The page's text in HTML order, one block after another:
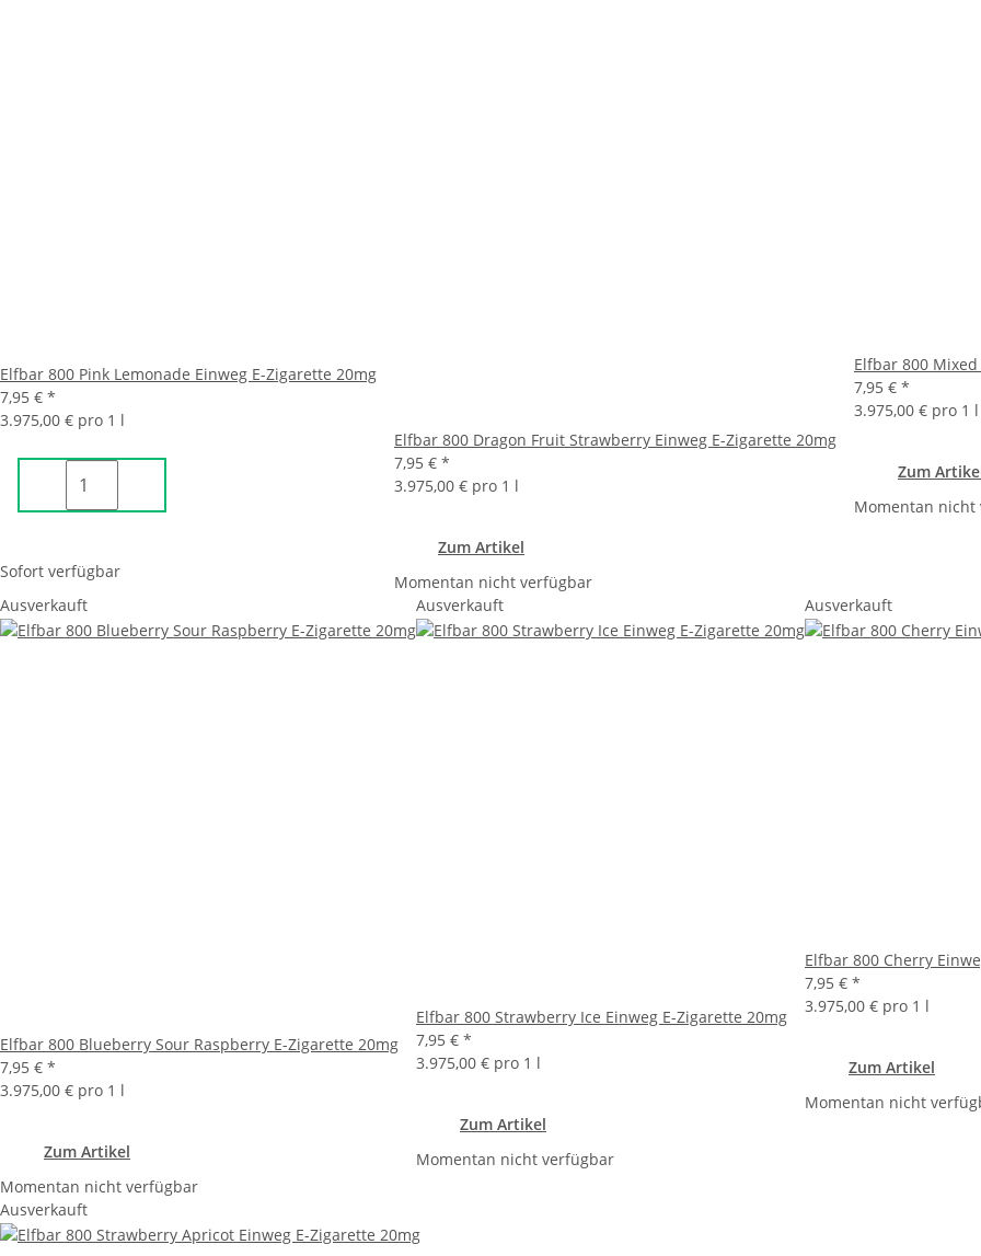
Elfbar 800 Pink Lemonade Einweg E-Zigarette 20mg
7,95 € *
3.975,00 € pro 1 l
Sofort verfügbar
Elfbar 800 Dragon Fruit Strawberry Einweg E-Zigarette 20mg
7,95 € *
3.975,00 € pro 1 l
Zum Artikel
Momentan nicht verfügbar
Elfbar 800
7,95 € *
3.975,00 € pro 1 l
Zum
Momentan nicht
Ausverkauft
Elfbar 800 Blueberry Sour Raspberry E-Zigarette 20mg
7,95 € *
3.975,00 € pro 1 l
Zum Artikel
Momentan nicht verfügbar
Ausverkauft
Elfbar 800 Strawberry Ice Einweg E-Zigarette 20mg
7,95 € *
3.975,00 € pro 1 l
Zum Artikel
Momentan nicht verfügbar
Ausverkauft
Elfbar 800 Cherry
7,95 € *
3.975,00 € pro 1 l
Zum Artikel
Momentan nicht
Ausverkauft